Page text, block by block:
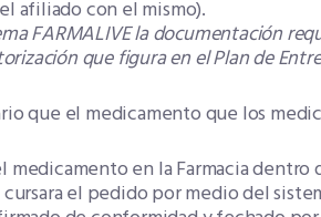
afiliado con el mismo).
FARMALIVE la documentación
que figura en el Plan de
que el medicamento que los
en la Farmacia dentro
el pedido por medio del